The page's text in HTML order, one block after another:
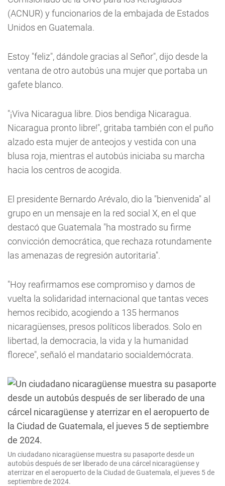
(ACNUR) y funcionarios de la embajada de Estados
Unidos en Guatemala.
Estoy "feliz", dándole gracias al Señor", dijo desde la
ventana de otro autobús una mujer que portaba un
gafete blanco.
"¡Viva Nicaragua libre. Dios bendiga Nicaragua.
Nicaragua pronto libre!", gritaba también con el puño
alzado esta mujer de anteojos y vestida con una
blusa roja, mientras el autobús iniciaba su marcha
hacia los centros de acogida.
El presidente Bernardo Arévalo, dio la "bienvenida" al
grupo en un mensaje en la red social X, en el que
destacó que Guatemala "ha mostrado su firme
convicción democrática, que rechaza rotundamente
las amenazas de regresión autoritaria".
"Hoy reafirmamos ese compromiso y damos de
vuelta la solidaridad internacional que tantas veces
hemos recibido, acogiendo a 135 hermanos
nicaragüenses, presos políticos liberados. Solo en
libertad, la democracia, la vida y la humanidad
florece", señaló el mandatario socialdemócrata.
Un ciudadano nicaragüense muestra su pasaporte desde un
autobús después de ser liberado de una cárcel nicaragüense y
aterrizar en el aeropuerto de la Ciudad de Guatemala, el jueves 5 de
septiembre de 2024.